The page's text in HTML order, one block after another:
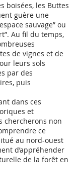
boisées, les Buttes
guère une
sauvage” ou
Au fil du temps,
de vignes et de
leurs sols
par des
puis
dans ces
et
chercherons non
ce
au nord-ouest
d’appréhender
de la forêt en